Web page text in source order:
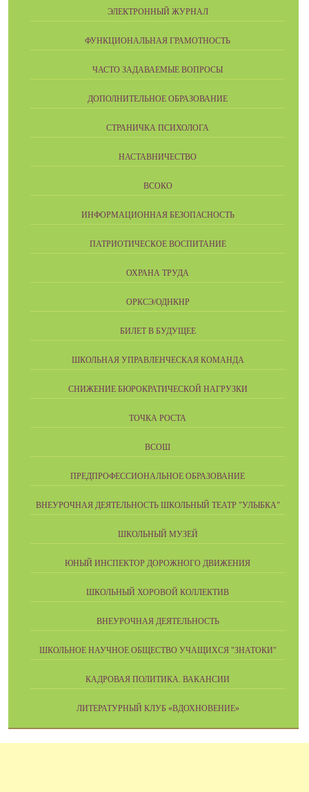
ЭЛЕКТРОННЫЙ ЖУРНАЛ
ФУНКЦИОНАЛЬНАЯ ГРАМОТНОСТЬ
ЧАСТО ЗАДАВАЕМЫЕ ВОПРОСЫ
ДОПОЛНИТЕЛЬНОЕ ОБРАЗОВАНИЕ
СТРАНИЧКА ПСИХОЛОГА
НАСТАВНИЧЕСТВО
ВСОКО
ИНФОРМАЦИОННАЯ БЕЗОПАСНОСТЬ
ПАТРИОТИЧЕСКОЕ ВОСПИТАНИЕ
ОХРАНА ТРУДА
ОРКСЭ/ОДНКНР
БИЛЕТ В БУДУЩЕЕ
ШКОЛЬНАЯ УПРАВЛЕНЧЕСКАЯ КОМАНДА
СНИЖЕНИЕ БЮРОКРАТИЧЕСКОЙ НАГРУЗКИ
ТОЧКА РОСТА
ВСОШ
ПРЕДПРОФЕССИОНАЛЬНОЕ ОБРАЗОВАНИЕ
ВНЕУРОЧНАЯ ДЕЯТЕЛЬНОСТЬ ШКОЛЬНЫЙ ТЕАТР "УЛЫБКА"
ШКОЛЬНЫЙ МУЗЕЙ
ЮНЫЙ ИНСПЕКТОР ДОРОЖНОГО ДВИЖЕНИЯ
ШКОЛЬНЫЙ ХОРОВОЙ КОЛЛЕКТИВ
ВНЕУРОЧНАЯ ДЕЯТЕЛЬНОСТЬ
ШКОЛЬНОЕ НАУЧНОЕ ОБЩЕСТВО УЧАЩИХСЯ "ЗНАТОКИ"
КАДРОВАЯ ПОЛИТИКА. ВАКАНСИИ
ЛИТЕРАТУРНЫЙ КЛУБ «ВДОХНОВЕНИЕ»